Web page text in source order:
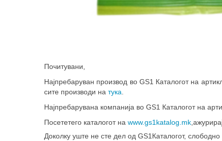
Почитувани,
Најпребаруван производ во GS1 Каталогот на
сите производи на тука
Најпребарувана компанија во GS1 Каталогот на
Посететего каталогот на www.gs1katalog.mk
Доколку уште не сте дел од GS1Каталогот,